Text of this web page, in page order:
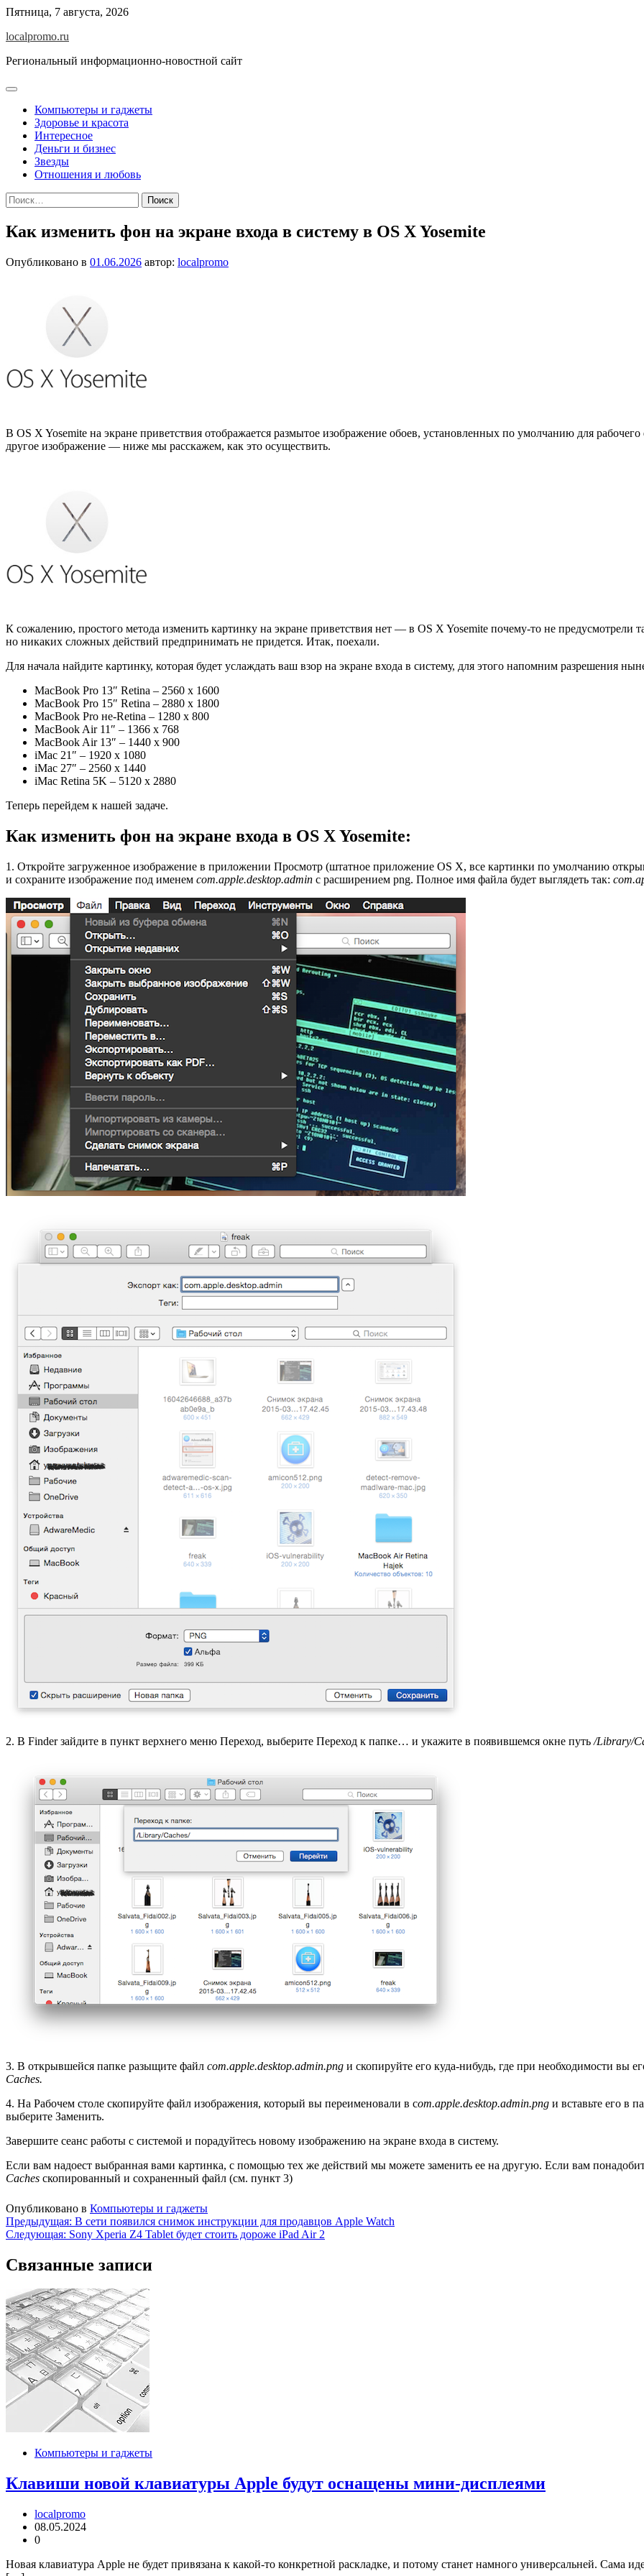
Перейти
содержимому
Пятница, 7 августа, 2026
localpromo.ru
Региональный информационно-новостной сайт
Компьютеры и гаджеты
Здоровье и красота
Интересное
Деньги и бизнес
Звезды
Отношения и любовь
Найти:
Как изменить фон на экране входа в систему в OS X Yosemite
Опубликовано в 01.06.2026 автор: localpromo
В OS X Yosemite на экране приветствия отображается размытое изображение обоев, установленных по умолчанию для
другое изображение — ниже мы расскажем, как это осуществить.
К сожалению, простого метода изменить картинку на экране приветствия нет — в OS X Yosemite почему-то не
но никаких сложных действий предпринимать не придется. Итак, поехали.
Для начала найдите картинку, которая будет услаждать ваш взор на экране входа в систему, для этого напомним разрешения
MacBook Pro 13″ Retina – 2560 x 1600
MacBook Pro 15″ Retina – 2880 x 1800
MacBook Pro не-Retina – 1280 x 800
MacBook Air 11″ – 1366 x 768
MacBook Air 13″ – 1440 x 900
iMac 21″ – 1920 x 1080
iMac 27″ – 2560 x 1440
iMac Retina 5K – 5120 x 2880
Теперь перейдем к нашей задаче.
Как изменить фон на экране входа в OS X Yosemite:
1. Откройте загруженное изображение в приложении Просмотр (штатное приложение OS X, все картинки по умолчанию
и сохраните изображение под именем com.apple.desktop.admin с расширением png. Полное имя файла будет выглядеть так:
2. В Finder зайдите в пункт верхнего меню Переход, выберите Переход к папке… и укажите в появившемся окне путь /Library/
3. В открывшейся папке разыщите файл com.apple.desktop.admin.png и скопируйте его куда-нибудь, где при необходимости вы
Caches.
4. На Рабочем столе скопируйте файл изображения, который вы переименовали в com.apple.desktop.admin.png и вставьте его в
выберите Заменить.
Завершите сеанс работы с системой и порадуйтесь новому изображению на экране входа в систему.
Если вам надоест выбранная вами картинка, с помощью тех же действий мы можете заменить ее на другую. Если вам
Caches скопированный и сохраненный файл (см. пункт 3)
Опубликовано в Компьютеры и гаджеты
Навигация
по
записям
Предыдущая: В сети появился снимок инструкции для продавцов Apple Watch
Следующая: Sony Xperia Z4 Tablet будет стоить дороже iPad Air 2
Связанные записи
Компьютеры и гаджеты
Клавиши новой клавиатуры Apple будут оснащены мини-дисплеями
localpromo
08.05.2024
0
Новая клавиатура Apple не будет привязана к какой-то конкретной раскладке, и потому станет намного универсальней. Сама